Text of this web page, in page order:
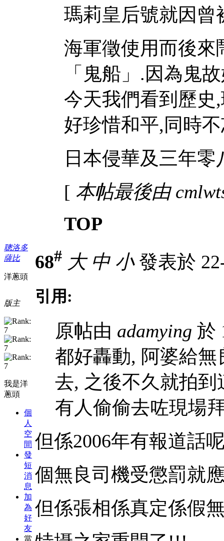
瑪莉皇后號就因曾
海軍徵使用而後來
「鬼船」.因為鬼
今天我們看到歷史
好珍惜和平,同時
日本侵華及三年
[ 本帖最後由
TOP
聰洛多
薩比
洋蔥頭
版主
我是洋
蔥頭
個
人
空
間
發
短
消
息
加
為
好
友
當
68# 大 中 小發表於
引用:
原帖由 adamying 於
都好轟動, 阿婆給
去, 之後不久就拍
有人偷偷去咗現場
但係2006年有報道話
個無良司機受懲罰就
但係張相係真定係假